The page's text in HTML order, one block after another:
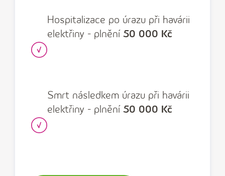
Hospitalizace po úrazu při havárii
elektřiny - plnění 50 000 Kč
Smrt následkem úrazu při havárii
elektřiny - plnění 50 000 Kč